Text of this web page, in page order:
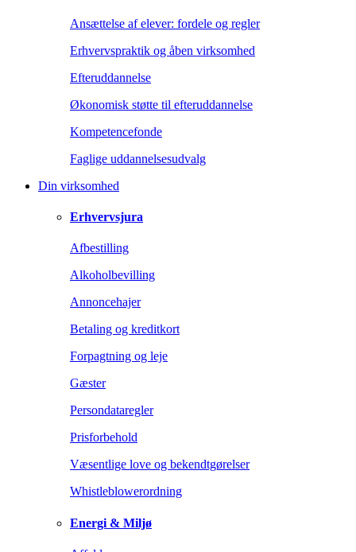
Ansættelse af elever: fordele og regler
Erhvervspraktik og åben virksomhed
Efteruddannelse
Økonomisk støtte til efteruddannelse
Kompetencefonde
Faglige uddannelsesudvalg
Din virksomhed
Erhvervsjura
Afbestilling
Alkoholbevilling
Annoncehajer
Betaling og kreditkort
Forpagtning og leje
Gæster
Persondataregler
Prisforbehold
Væsentlige love og bekendtgørelser
Whistleblowerordning
Energi & Miljø